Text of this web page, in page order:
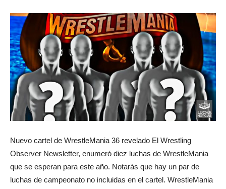
Nuevo cartel de WrestleMania 36 revelado El Wrestling
Observer Newsletter, enumeró diez luchas de WrestleMania
que se esperan para este año. Notarás que hay un par de
luchas de campeonato no incluidas en el cartel. WrestleMania